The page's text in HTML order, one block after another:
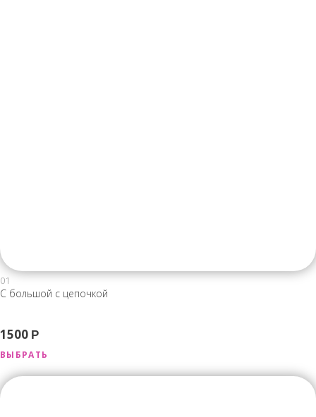
01
С большой с цепочкой
1500 Р
ВЫБРАТЬ